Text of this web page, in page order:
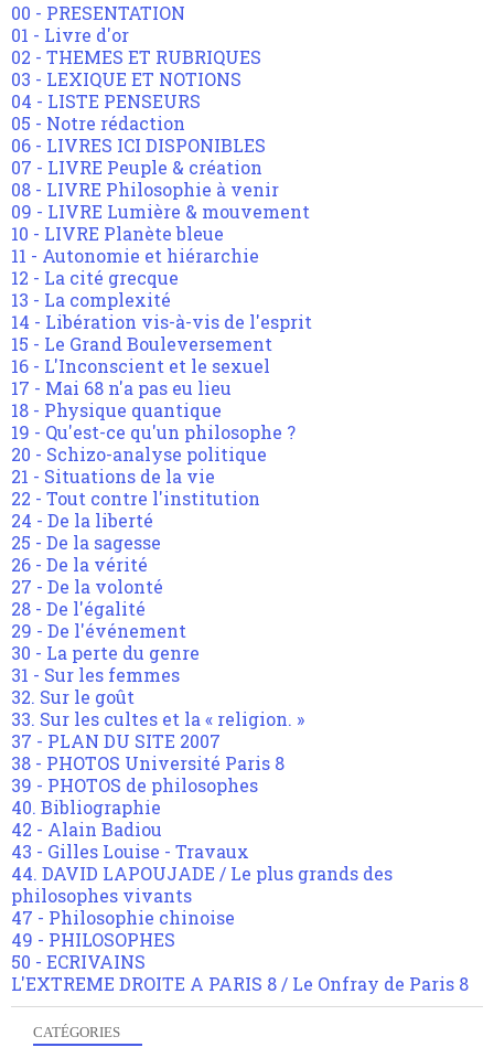
00 - PRESENTATION
01 - Livre d'or
02 - THEMES ET RUBRIQUES
03 - LEXIQUE ET NOTIONS
04 - LISTE PENSEURS
05 - Notre rédaction
06 - LIVRES ICI DISPONIBLES
07 - LIVRE Peuple & création
08 - LIVRE Philosophie à venir
09 - LIVRE Lumière & mouvement
10 - LIVRE Planète bleue
11 - Autonomie et hiérarchie
12 - La cité grecque
13 - La complexité
14 - Libération vis-à-vis de l'esprit
15 - Le Grand Bouleversement
16 - L'Inconscient et le sexuel
17 - Mai 68 n'a pas eu lieu
18 - Physique quantique
19 - Qu'est-ce qu'un philosophe ?
20 - Schizo-analyse politique
21 - Situations de la vie
22 - Tout contre l'institution
24 - De la liberté
25 - De la sagesse
26 - De la vérité
27 - De la volonté
28 - De l'égalité
29 - De l'événement
30 - La perte du genre
31 - Sur les femmes
32. Sur le goût
33. Sur les cultes et la « religion. »
37 - PLAN DU SITE 2007
38 - PHOTOS Université Paris 8
39 - PHOTOS de philosophes
40. Bibliographie
42 - Alain Badiou
43 - Gilles Louise - Travaux
44. DAVID LAPOUJADE / Le plus grands des
philosophes vivants
47 - Philosophie chinoise
49 - PHILOSOPHES
50 - ECRIVAINS
L'EXTREME DROITE A PARIS 8 / Le Onfray de Paris 8
CATÉGORIES